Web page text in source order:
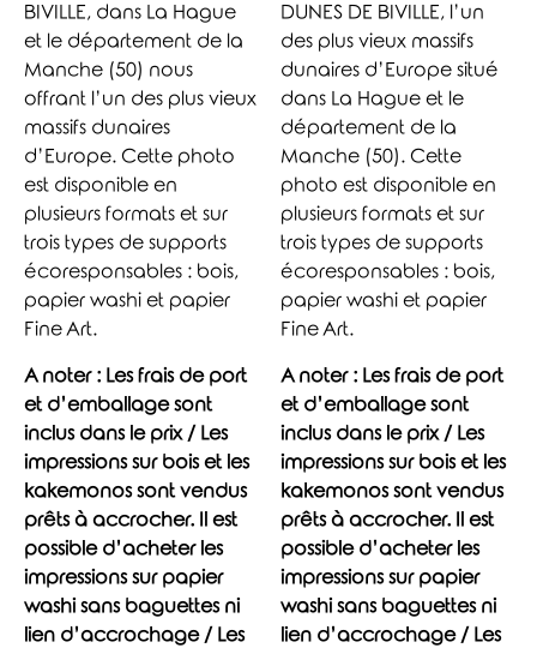
BIVILLE, dans La Hague
et le département de la
Manche (50) nous
offrant l’un des plus vieux
massifs dunaires
d’Europe. Cette photo
est disponible en
plusieurs formats et sur
trois types de supports
écoresponsables : bois,
papier washi et papier
Fine Art.
A noter : Les frais de port
et d’emballage sont
inclus dans le prix / Les
impressions sur bois et les
kakemonos sont vendus
prêts à accrocher. Il est
possible d’acheter les
impressions sur papier
washi sans baguettes ni
lien d’accrochage / Les
DUNES DE BIVILLE, l’un
des plus vieux massifs
dunaires d’Europe situé
dans La Hague et le
département de la
Manche (50). Cette
photo est disponible en
plusieurs formats et sur
trois types de supports
écoresponsables : bois,
papier washi et papier
Fine Art.
A noter : Les frais de port
et d’emballage sont
inclus dans le prix / Les
impressions sur bois et les
kakemonos sont vendus
prêts à accrocher. Il est
possible d’acheter les
impressions sur papier
washi sans baguettes ni
lien d’accrochage / Les